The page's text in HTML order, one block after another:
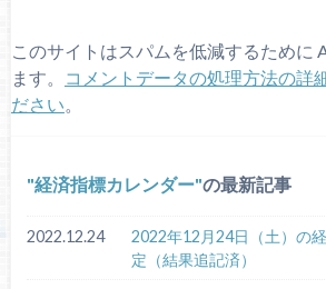
このサイトはスパムを低減するために
ます。
コメントデータの処理方法の詳
ださい。
経済指標カレンダー の最新記事
2022.12.24
2022年12月24日（土）の
定（結果追記済）